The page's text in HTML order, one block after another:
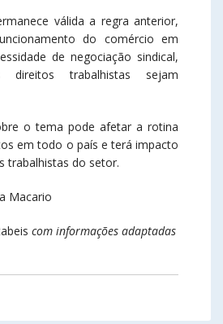
válida a regra anterior,
do comércio em
de negociação sindical,
trabalhistas sejam
o tema pode afetar a rotina
em todo o país e terá impacto
trabalhistas do setor.
Macario
com informações adaptadas